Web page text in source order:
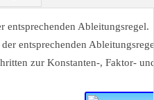
Ableitungsregel.